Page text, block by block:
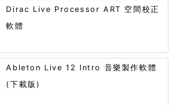
Dirac Live Processor ART 空間校正
軟體
Ableton Live 12 Intro 音樂製作軟體
(下載版)